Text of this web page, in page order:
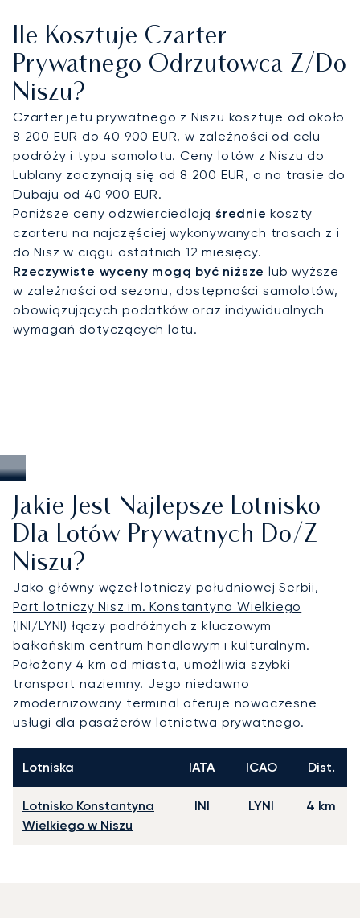
indywidualnych preferencji. Zarządzamy każdym
detalem podróży, pozwalając Państwu skupić się
na tym, co najważniejsze, i zapewniając
komfortowy przylot na spotkania w Parku
Naukowo-Technologicznym w Niszu.
Dzięki dedykowanemu Doradcy ds. Lotnictwa
Prywatnego, dostępnemu 24/7, nasze
zaangażowanie w indywidualną obsługę trwa
przez całą dobę. Daje to Państwu pewność, że
podróż do Niszu zostanie zorganizowana z
najwyższą precyzją i standardami, jakich oczekują
liderzy biznesu.
Ile Kosztuje Czarter
Prywatnego Odrzutowca Z/do
Niszu?
Czarter jetu prywatnego z Niszu kosztuje od około
8 200 EUR do 40 900 EUR, w zależności od celu
podróży i typu samolotu. Ceny lotów z Niszu do
Lublany zaczynają się od 8 200 EUR, a na trasie do
Dubaju od 40 900 EUR.
Poniższe ceny odzwierciedlają średnie koszty
czarteru na najczęściej wykonywanych trasach z i
do Nisz w ciągu ostatnich 12 miesięcy.
Rzeczywiste wyceny mogą być niższe lub wyższe
w zależności od sezonu, dostępności samolotów,
obowiązujących podatków oraz indywidualnych
wymagań dotyczących lotu.
Jakie Jest Najlepsze Lotnisko
Dla Lotów Prywatnych Do/z
Niszu?
Jako główny węzeł lotniczy południowej Serbii,
Port lotniczy Nisz im. Konstantyna Wielkiego
(INI/LYNI) łączy podróżnych z kluczowym
bałkańskim centrum handlowym i kulturalnym.
Położony 4 km od miasta, umożliwia szybki
transport naziemny. Jego niedawno
zmodernizowany terminal oferuje nowoczesne
usługi dla pasażerów lotnictwa prywatnego.
Lotniska IATA ICAO Dist.
Lotnisko Konstantyna
Wielkiego w Niszu
INI LYNI 4 km